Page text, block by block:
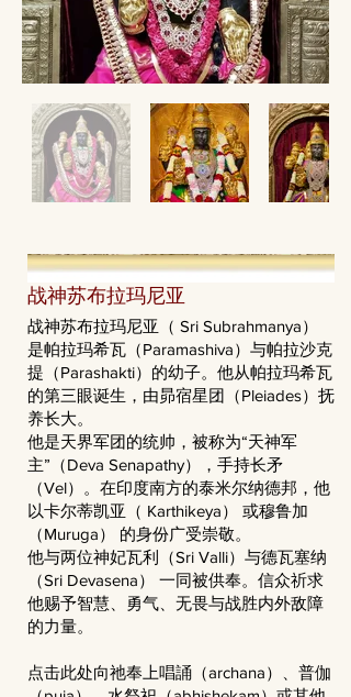
战神苏布拉玛尼亚
战神苏布拉玛尼亚（ Sri Subrahmanya）
是帕拉玛希瓦（Paramashiva）与帕拉沙克
提（Parashakti）的幼子。他从帕拉玛希瓦
的第三眼诞生，由昴宿星团（Pleiades）抚
养长大。
他是天界军团的统帅，被称为“天神军
主”（Deva Senapathy），手持长矛
（Vel）。在印度南方的泰米尔纳德邦，他
以卡尔蒂凯亚（ Karthikeya） 或穆鲁加
（Muruga） 的身份广受崇敬。
他与两位神妃瓦利（Sri Valli）与德瓦塞纳
（Sri Devasena） 一同被供奉。信众祈求
他赐予智慧、勇气、无畏与战胜内外敌障
的力量。
点击此处向祂奉上唱誦（archana）、普伽